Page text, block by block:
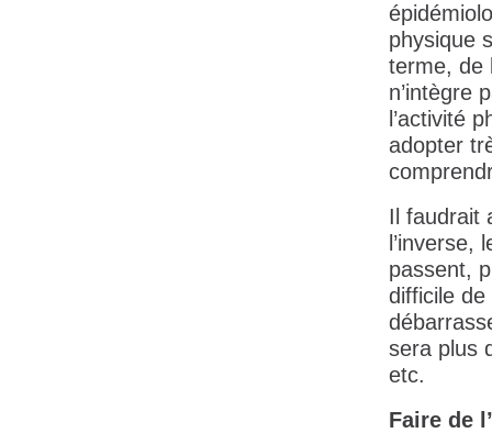
physique
terme, de
n’intègre
l’activité
adopter
Il faudrait
passent,
difficile
sera plus
etc.
Faire de